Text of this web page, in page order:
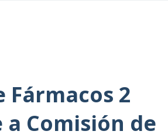
2
Comisión de